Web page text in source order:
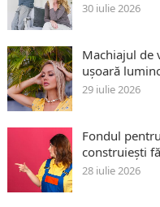
30 iulie 2026
Machiajul de
ușoară
29 iulie 2026
Fondul
construiești
28 iulie 2026